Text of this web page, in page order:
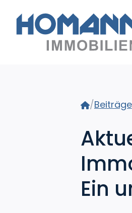
Home
/Beiträge
Ein